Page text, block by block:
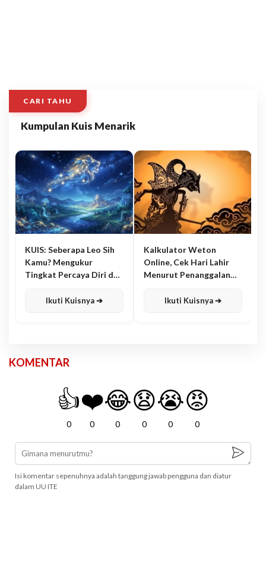
CARI TAHU
Kumpulan Kuis Menarik
KUIS: Seberapa Leo Sih
Kamu? Mengukur
Tingkat Percaya Diri dan
Ikuti Kuisnya ➔
Kalkulator Weton
Online, Cek Hari Lahir
Menurut Penanggalan
Ikuti Kuisnya ➔
KOMENTAR
👍
0
❤️
0
😂
0
😧
0
😭
0
😡
0
Isi komentar sepenuhnya adalah tanggung jawab pengguna dan diatur
dalam UU ITE